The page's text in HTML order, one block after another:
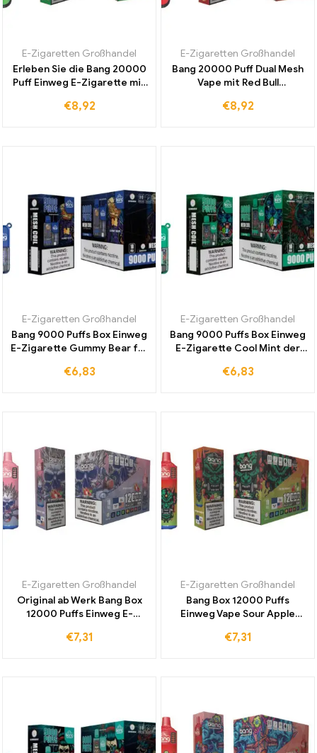
E-Zigaretten Großhandel
Erleben Sie die Bang 20000
Puff Einweg E-Zigarette mit
Watermelon zu einem
€8,92
E-Zigaretten Großhandel
Bang 20000 Puff Dual Mesh
Vape mit Red Bull
langlebige Batterie jetzt zu
€8,92
E-Zigaretten Großhandel
Bang 9000 Puffs Box Einweg
E-Zigarette Gummy Bear für
Geschmackserlebnis zum
€6,83
E-Zigaretten Großhandel
Bang 9000 Puffs Box Einweg
E-Zigarette Cool Mint der
Klassiker für intensives und
€6,83
E-Zigaretten Großhandel
Original ab Werk Bang Box
12000 Puffs Einweg E-
Lychee für Duty-Free
€7,31
E-Zigaretten Großhandel
Bang Box 12000 Puffs
Einweg Vape Sour Apple
Vertrieb und intensiven
€7,31